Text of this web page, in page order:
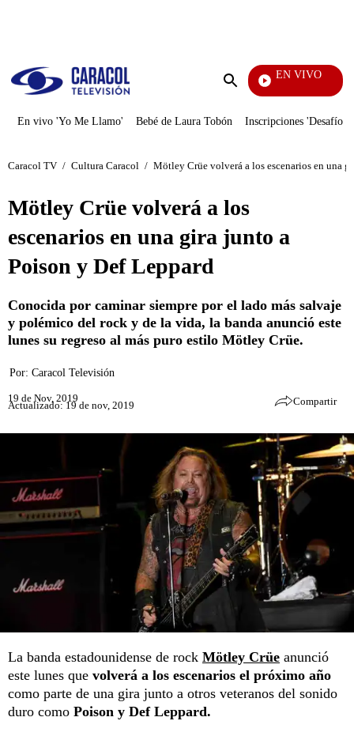
Enviar
EN VIVO
En vivo 'Yo Me Llamo' Bebé de Laura Tobón Inscripciones 'Desafío'
Caracol TV / Cultura Caracol / Mötley Crüe volverá a los escenarios en una
Mötley Crüe volverá a los
escenarios en una gira junto a
Poison y Def Leppard
Conocida por caminar siempre por el lado más salvaje
y polémico del rock y de la vida, la banda anunció este
lunes su regreso al más puro estilo Mötley Crüe.
Por: Caracol Televisión
19 de Nov, 2019
Actualizado: 19 de nov, 2019 Compartir
La banda estadounidense de rock Mötley Crüe anunció
este lunes que volverá a los escenarios el próximo año
como parte de una gira junto a otros veteranos del sonido
duro como Poison y Def Leppard.